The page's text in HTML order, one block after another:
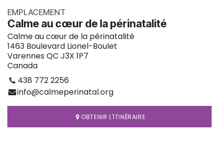
EMPLACEMENT
Calme au cœur de la périnatalité
Calme au cœur de la périnatalité
1463 Boulevard Lionel-Boulet
Varennes QC J3X 1P7
Canada
438 772 2256
info@calmeperinatal.org
OBTENIR L'ITINÉRAIRE